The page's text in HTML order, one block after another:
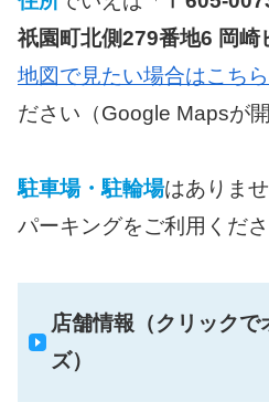
祇園町北側279番地6 岡崎
地図で見たい場合はこち
ださい（Google Mapsが開
駐車場・駐輪場はありま
パーキングをご利用くだ
店舗情報（クリックで
ズ）